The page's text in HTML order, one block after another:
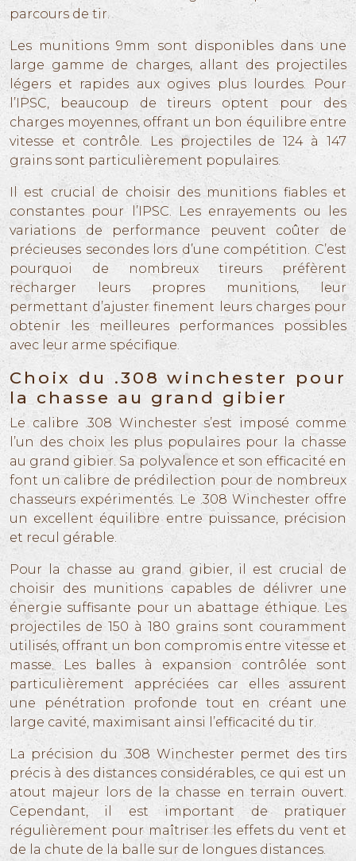
parcours de tir.
Les munitions 9mm sont disponibles dans une
large gamme de charges, allant des projectiles
légers et rapides aux ogives plus lourdes. Pour
l’IPSC, beaucoup de tireurs optent pour des
charges moyennes, offrant un bon équilibre entre
vitesse et contrôle. Les projectiles de 124 à 147
grains sont particulièrement populaires.
Il est crucial de choisir des munitions fiables et
constantes pour l’IPSC. Les enrayements ou les
variations de performance peuvent coûter de
précieuses secondes lors d’une compétition. C’est
pourquoi de nombreux tireurs préfèrent
recharger leurs propres munitions, leur
permettant d’ajuster finement leurs charges pour
obtenir les meilleures performances possibles
avec leur arme spécifique.
Choix du .308 winchester pour
la chasse au grand gibier
Le calibre .308 Winchester s’est imposé comme
l’un des choix les plus populaires pour la chasse
au grand gibier. Sa polyvalence et son efficacité en
font un calibre de prédilection pour de nombreux
chasseurs expérimentés. Le .308 Winchester offre
un excellent équilibre entre puissance, précision
et recul gérable.
Pour la chasse au grand gibier, il est crucial de
choisir des munitions capables de délivrer une
énergie suffisante pour un abattage éthique. Les
projectiles de 150 à 180 grains sont couramment
utilisés, offrant un bon compromis entre vitesse et
masse. Les balles à expansion contrôlée sont
particulièrement appréciées car elles assurent
une pénétration profonde tout en créant une
large cavité, maximisant ainsi l’efficacité du tir.
La précision du .308 Winchester permet des tirs
précis à des distances considérables, ce qui est un
atout majeur lors de la chasse en terrain ouvert.
Cependant, il est important de pratiquer
régulièrement pour maîtriser les effets du vent et
de la chute de la balle sur de longues distances.